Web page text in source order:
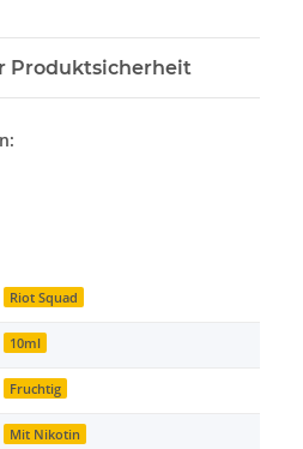
Produktsicherheit
Riot Squad
10ml
Fruchtig
Mit Nikotin